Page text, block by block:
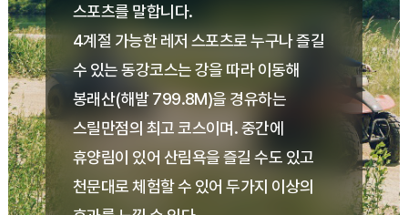
스포츠를 말합니다.
4계절 가능한 레저 스포츠로 누구나 즐길
수 있는 동강코스는 강을 따라 이동해
봉래산(해발 799.8M)을 경유하는
스릴만점의 최고 코스이며. 중간에
휴양림이 있어 산림욕을 즐길 수도 있고
천문대로 체험할 수 있어 두가지 이상의